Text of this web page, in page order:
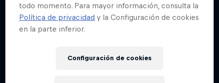
todo momento. Para mayor información, consulta la
Política de privacidad y la Configuración de cookies
en la parte inferior.
Configuración de cookies